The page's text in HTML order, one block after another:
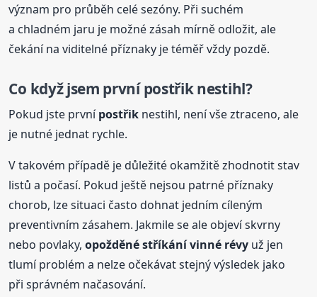
význam pro průběh celé sezóny. Při suchém
a chladném jaru je možné zásah mírně odložit, ale
čekání na viditelné příznaky je téměř vždy pozdě.
Co když jsem prvnípostřiknestihl?
Pokud jste prvnípostřik nestihl, není vše ztraceno, ale
je nutné jednat rychle.
V takovém případě je důležité okamžitě zhodnotit stav
listů a počasí. Pokud ještě nejsou patrné příznaky
chorob, lze situaci často dohnat jedním cíleným
preventivním zásahem. Jakmile se ale objeví skvrny
nebo povlaky,opožděné stříkání vinné révy už jen
tlumí problém a nelze očekávat stejný výsledek jako
při správném načasování.